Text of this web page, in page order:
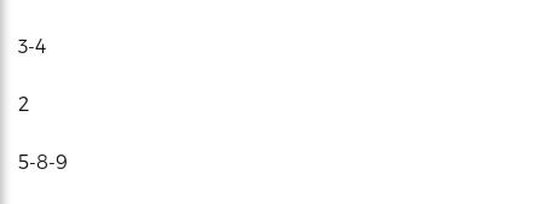
3-4
2
5-8-9